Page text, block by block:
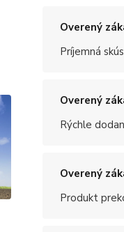
Overený
Príjemná
Overený
Rýchle
Overený
Produkt